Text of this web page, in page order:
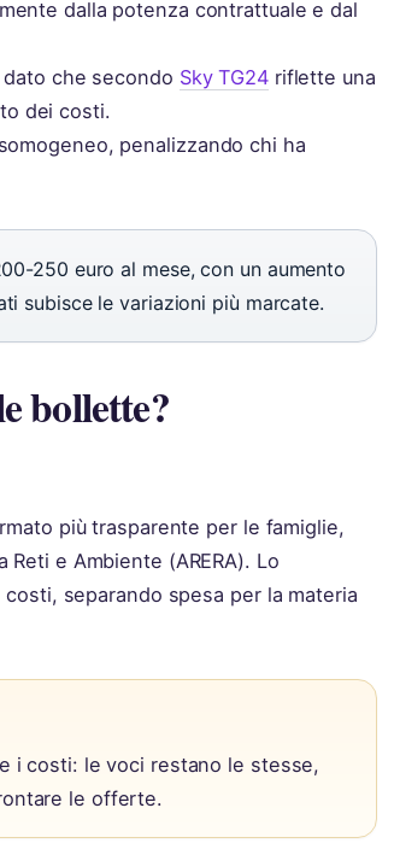
dalla potenza contrattuale e dal
che secondo Sky TG24riflette una
dei costi.
penalizzando chi ha
250 euro al mese, con un aumento
subisce le variazioni più marcate.
bollette?
più trasparente per le famiglie,
e Ambiente (ARERA). Lo
separando spesa per la materia
i costi: le voci restano le stesse,
le offerte.